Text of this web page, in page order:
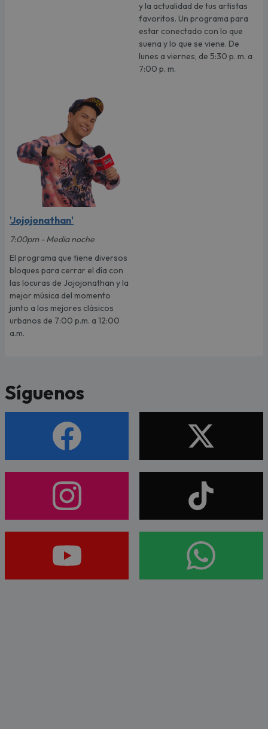
y la actualidad de tus artistas
favoritos. Un programa para
estar conectado con lo que
suena y lo que se viene. De
lunes a viernes, de 5:30 p. m. a
7:00 p. m.
'Jojojonathan'
7:00pm - Media noche
El programa que tiene diversos
bloques para cerrar el día con
las locuras de Jojojonathan y la
mejor música del momento
junto a los mejores clásicos
urbanos de 7:00 p.m. a 12:00
a.m.
Síguenos